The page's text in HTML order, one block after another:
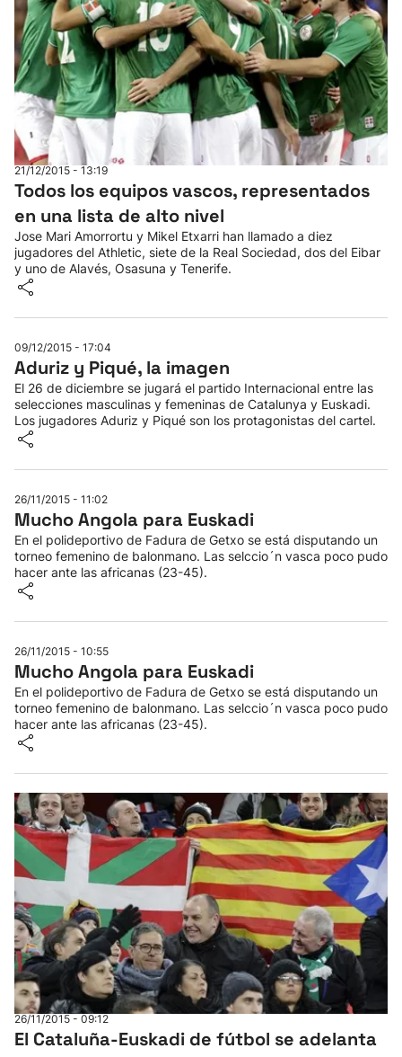
21/12/2015 - 13:19
Todos los equipos vascos, representados
en una lista de alto nivel
Jose Mari Amorrortu y Mikel Etxarri han llamado a diez
jugadores del Athletic, siete de la Real Sociedad, dos del Eibar
y uno de Alavés, Osasuna y Tenerife.
09/12/2015 - 17:04
Aduriz y Piqué, la imagen
El 26 de diciembre se jugará el partido Internacional entre las
selecciones masculinas y femeninas de Catalunya y Euskadi.
Los jugadores Aduriz y Piqué son los protagonistas del cartel.
26/11/2015 - 11:02
Mucho Angola para Euskadi
En el polideportivo de Fadura de Getxo se está disputando un
torneo femenino de balonmano. Las selccio´n vasca poco pudo
hacer ante las africanas (23-45).
26/11/2015 - 10:55
Mucho Angola para Euskadi
En el polideportivo de Fadura de Getxo se está disputando un
torneo femenino de balonmano. Las selccio´n vasca poco pudo
hacer ante las africanas (23-45).
26/11/2015 - 09:12
El Cataluña-Euskadi de fútbol se adelanta